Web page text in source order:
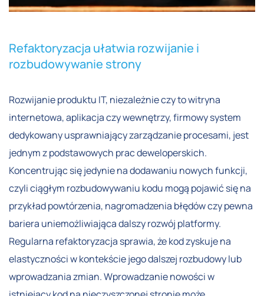
Refaktoryzacja ułatwia rozwijanie i
rozbudowywanie strony
Rozwijanie produktu IT, niezależnie czy to witryna
internetowa, aplikacja czy wewnętrzy, firmowy system
dedykowany usprawniający zarządzanie procesami, jest
jednym z podstawowych prac deweloperskich.
Koncentrując się jedynie na dodawaniu nowych funkcji,
czyli ciągłym rozbudowywaniu kodu mogą pojawić się na
przykład powtórzenia, nagromadzenia błędów czy pewna
bariera uniemożliwiająca dalszy rozwój platformy.
Regularna refaktoryzacja sprawia, że kod zyskuje na
elastyczności w kontekście jego dalszej rozbudowy lub
wprowadzania zmian. Wprowadzanie nowości w